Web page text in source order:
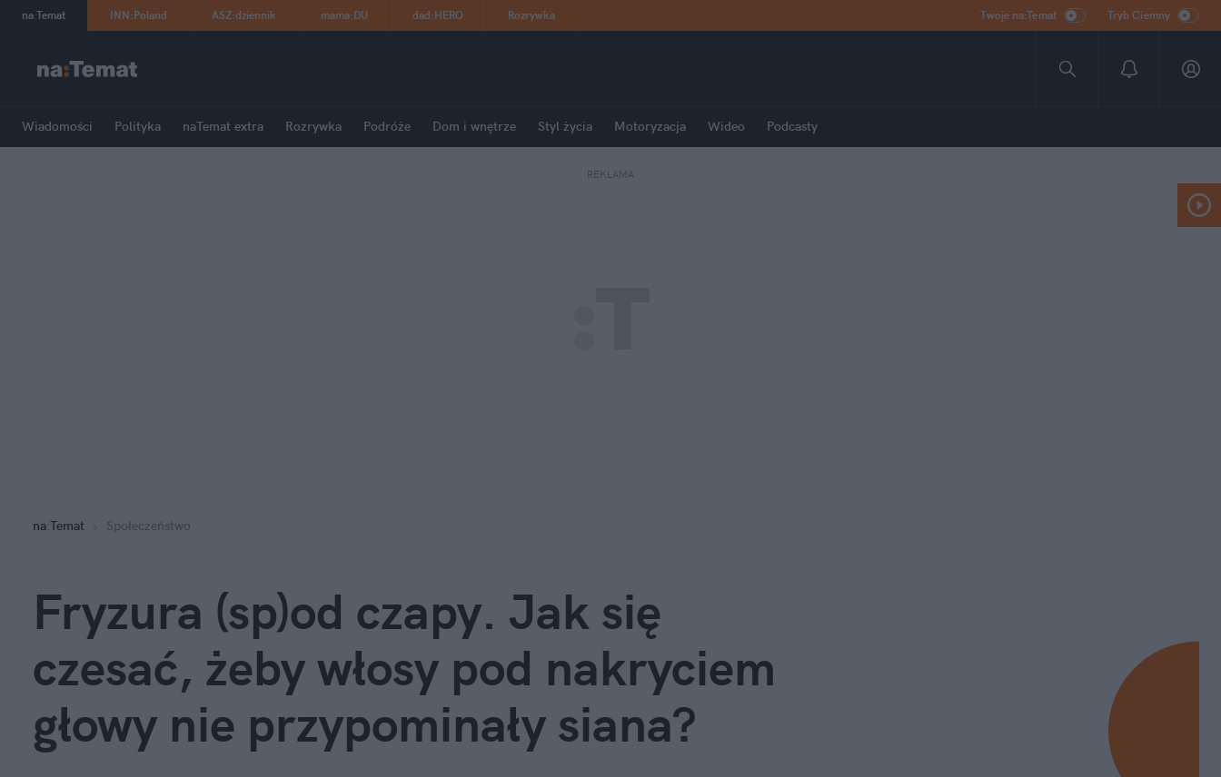
na:Temat INN:Poland ASZ:dziennik mama:DU dad:HERO Rozrywka Twoje na:Temat Tryb Ciemny
Wiadomości Polityka naTemat extra Rozrywka Podróże Dom i wnętrze Styl życia Motoryzacja Wideo Podcasty
REKLAMA
na:Temat Społeczeństwo
Fryzura (sp)od czapy. Jak się
czesać, żeby włosy pod nakryciem
głowy nie przypominały siana?